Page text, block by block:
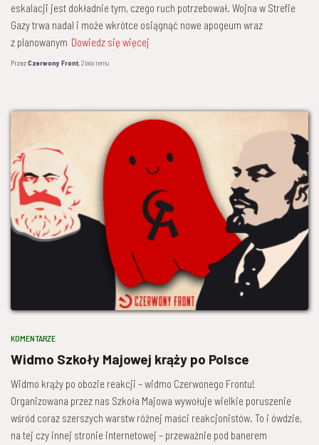
eskalacji jest dokładnie tym, czego ruch potrzebował. Wojna w Strefie
Gazy trwa nadal i może wkrótce osiągnąć nowe apogeum wraz
z planowanym Dowiedz się więcej
PrzezCzerwony Front,2 latatemu
KOMENTARZE
Widmo Szkoły Majowej krąży po Polsce
Widmo krąży po obozie reakcji – widmo Czerwonego Frontu!
Organizowana przez nas Szkoła Majowa wywołuje wielkie poruszenie
wśród coraz szerszych warstw różnej maści reakcjonistów. To i ówdzie,
na tej czy innej stronie internetowej – przeważnie pod banerem